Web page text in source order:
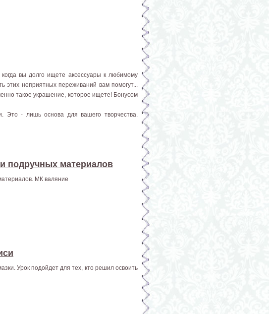
когда вы долго ищете аксессуары к любимому
неприятных переживаний вам помогут...
такое украшение, которое ищете! Бонусом
- лишь основа для вашего творчества.
подручных материалов
МК валяние
Урок подойдет для тех, кто решил освоить